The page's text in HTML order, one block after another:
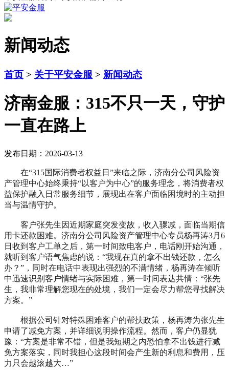
新闻动态
首页 > 关于平安金服 > 新闻动态
济南金服：315不只一天，守护
一直在路上
发布日期：2026-03-13
在“315国际消费者权益日”来临之际，济南分公司风险资
产管理中心始终秉持“以客户为中心”的服务理念，将消费者权
益保护融入日常服务细节，展现出在客户面临困境时的主动担
当与温情守护。
客户张先生因近期家庭突发变故，收入骤减，面临当期信
用卡还款困难。济南分公司风险资产管理中心专员杨再涛3月6
日收到客户工单之后，第一时间致电客户，电话刚开始沟通，
就听到客户语气焦虑的说：“我现在真的拿不出钱还款，怎么
办？”，同时在电话中表现出强烈的不满情绪，杨再涛在倾听
中迅速识别客户情绪与实际困难，第一时间表达共情：“张先
生，我非常理解您现在的处境，我们一定会尽力帮您寻找解决
方案。”
根据公司针对特殊困难客户的帮扶政策，杨再涛为张先生
申请了减免方案，并详细说明操作流程。然而，客户仍显犹
豫：“方案是非常不错，但是我短期之内恐怕拿不出钱进行减
免方案落实，同时我担心这段时间会产生新的利息和费用，压
力只会越滚越大…”